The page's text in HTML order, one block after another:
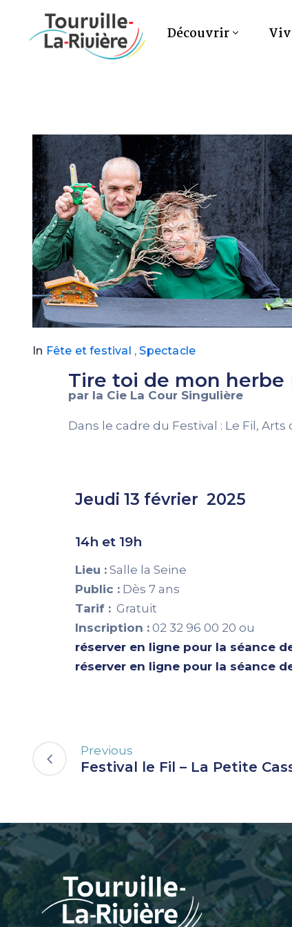
Découvrir
In Fête et festival ,Spectacle
Tire toi de mon herbe
par la Cie La Cour Singulière
Dans le cadre du Festival : Le Fil,
Jeudi 13 février 2025
14h et 19h
Lieu : Salle la Seine
Public : Dès 7 ans
Tarif : Gratuit
Inscription : 02 32 96 00 20 ou
réserver en ligne pour la séance
réserver en ligne pour la séance
Previous
Festival le Fil – La Petite